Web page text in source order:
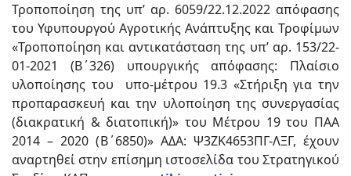
Τροποποίηση της υπ’ αρ. 6059/22.12.2022 απόφασης
του Υφυπουργού Αγροτικής Ανάπτυξης και Τροφίμων
«Τροποποίηση και αντικατάσταση της υπ’ αρ. 153/22-
01-2021 (B΄326) υπουργικής απόφασης: Πλαίσιο
υλοποίησης του υπο-μέτρου 19.3 «Στήριξη για την
προπαρασκευή και την υλοποίηση της συνεργασίας
(διακρατική & διατοπική)» του Μέτρου 19 του ΠΑΑ
2014 – 2020 (B΄6850)» ΑΔΑ: Ψ3ΖΚ4653ΠΓ-ΛΞΓ, έχουν
αναρτηθεί στην επίσημη ιστοσελίδα του Στρατηγικού